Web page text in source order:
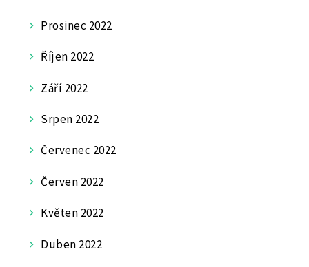
Prosinec 2022
Říjen 2022
Září 2022
Srpen 2022
Červenec 2022
Červen 2022
Květen 2022
Duben 2022